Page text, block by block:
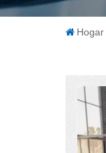
Hogar